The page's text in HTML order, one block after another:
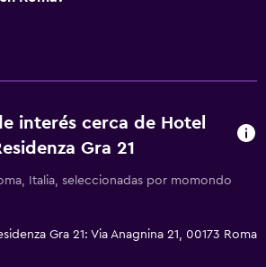
interés cerca de Hotel
Gra 21
Italia, seleccionadas por momondo
Gra 21: Via Anagnina 21, 00173 Roma